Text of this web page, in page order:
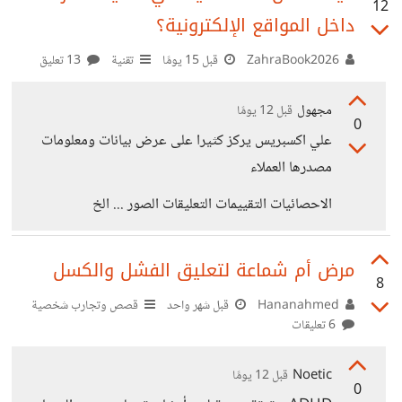
12
داخل المواقع الإلكترونية؟
قبل 15 يومًا تقنية
0
مجهول قبل 12 يومًا
علي اكسبريس يركز كثيرا على عرض بيانات ومعلومات
مصدرها العملاء
الاحصائيات التقييمات التعليقات الصور ... الخ
8 مرض أم شماعة لتعليق الفشل والكسل
قبل شهر واحد
قصص وتجارب شخصية
0
Noetic قبل 12 يومًا